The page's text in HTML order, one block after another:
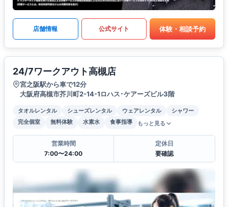
店舗情報 公式サイト 体験・相談予約
24/7ワークアウト高槻店
宮之阪駅から車で12分
大阪府高槻市芥川町2-14-1ロハス･ケアーズビル3階
タオルレンタル シューズレンタル ウェアレンタル
シャワー
完全個室
無料体験 水素水 食事指導 もっと見る
営業時間
7:00〜24:00
定休日
要確認